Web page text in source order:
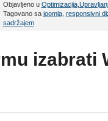
Objavljeno u Optimizacija,
Tagovano sa joomla, responsivni
sadržajem
izabrati